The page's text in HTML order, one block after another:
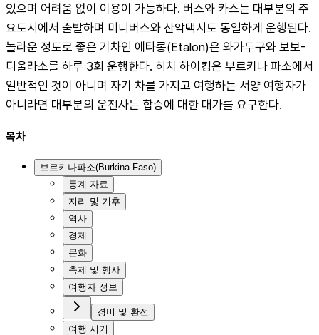
있으며 어려움 없이 이용이 가능하다. 버스와 카스는 대부분의 주
요도시에서 출발하며 미니버스와 산악택시도 동일하게 운행된다.
놀라운 정도로 좋은 기차인 에타롱(Etalon)은 와가두구와 보보-
디울라소를 하루 3회 운행한다. 히치 하이킹은 부르키나 파소에서
일반적인 것이 아니며 자기 차를 가지고 여행하는 서양 여행자가
아니라면 대부분의 운전사는 합승에 대한 대가를 요구한다.
목차
브르키나파소(Burkina Faso)
통계 자료
지리 및 기후
역사
경제
문화
축제 및 행사
여행자 정보
경비 및 환전
여행 시기